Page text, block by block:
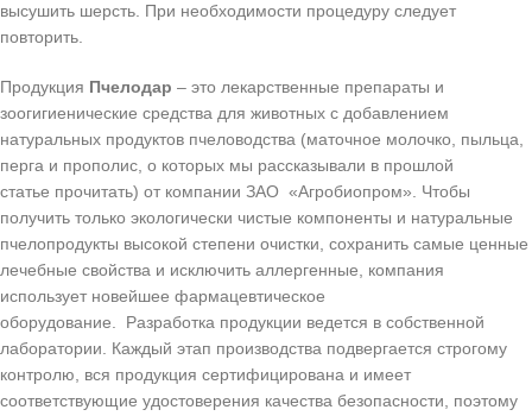
высушить шерсть. При необходимости процедуру следует
повторить.
Продукция Пчелодар – это лекарственные препараты и
зоогигиенические средства для животных с добавлением
натуральных продуктов пчеловодства (маточное молочко, пыльца,
перга и прополис, о которых мы рассказывали в прошлой
статье прочитать) от компании ЗАО «Агробиопром». Чтобы
получить только экологически чистые компоненты и натуральные
пчелопродукты высокой степени очистки, сохранить самые ценные
лечебные свойства и исключить аллергенные, компания
использует новейшее фармацевтическое
оборудование. Разработка продукции ведется в собственной
лаборатории. Каждый этап производства подвергается строгому
контролю, вся продукция сертифицирована и имеет
соответствующие удостоверения качества безопасности, поэтому